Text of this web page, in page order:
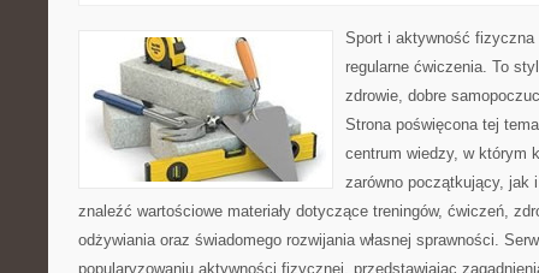
Sport i aktywność
regularne ćwiczenia. To
zdrowie, dobre
Strona poświęcona tej
centrum wiedzy, w którym
zarówno początkujący, jak
znaleźć wartościowe materiały dotyczące treningów, ćwiczeń,
odżywiania oraz świadomego rozwijania własnej sprawności.
popularyzowaniu aktywności fizycznej, przedstawiając